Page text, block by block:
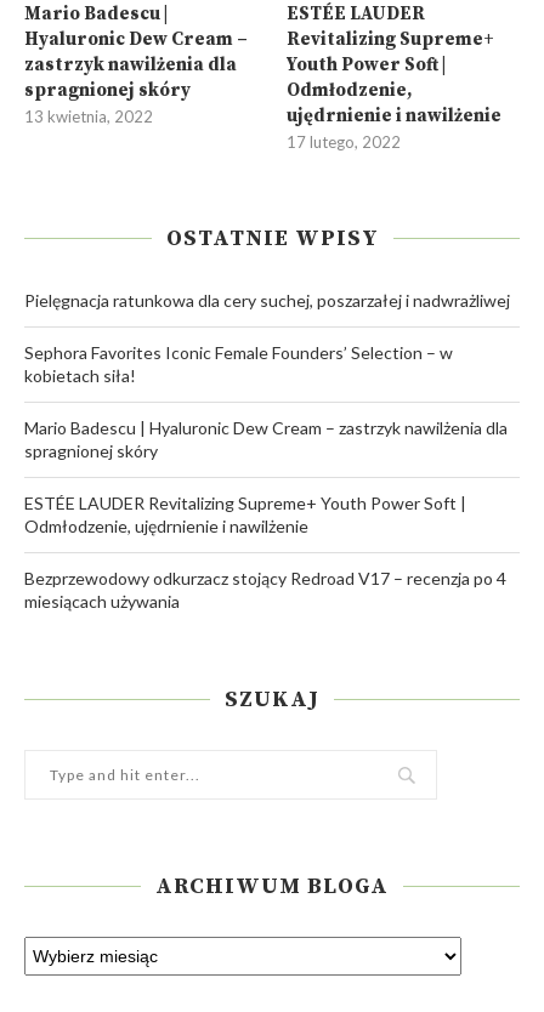
Mario Badescu |
Hyaluronic Dew Cream –
zastrzyk nawilżenia dla
spragnionej skóry
13 kwietnia, 2022
ESTÉE LAUDER
Revitalizing Supreme+
Youth Power Soft |
Odmłodzenie,
ujędrnienie i nawilżenie
17 lutego, 2022
OSTATNIE WPISY
Pielęgnacja ratunkowa dla cery suchej, poszarzałej i nadwrażliwej
Sephora Favorites Iconic Female Founders’ Selection – w
kobietach siła!
Mario Badescu | Hyaluronic Dew Cream – zastrzyk nawilżenia dla
spragnionej skóry
ESTÉE LAUDER Revitalizing Supreme+ Youth Power Soft |
Odmłodzenie, ujędrnienie i nawilżenie
Bezprzewodowy odkurzacz stojący Redroad V17 – recenzja po 4
miesiącach używania
SZUKAJ
ARCHIWUM BLOGA